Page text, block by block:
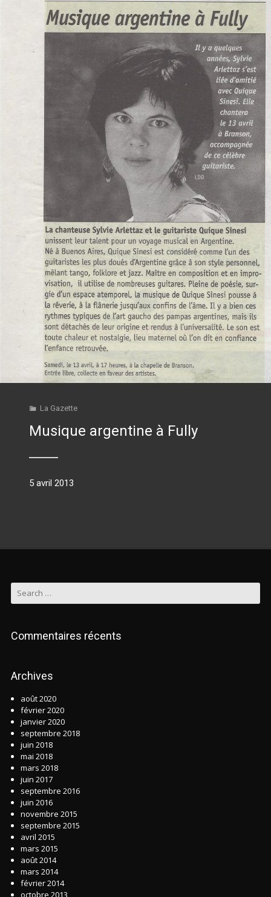
La Gazette
Musique argentine à Fully
5 avril 2013
Commentaires récents
Archives
août 2020
février 2020
janvier 2020
septembre 2018
juin 2018
mai 2018
mars 2018
juin 2017
septembre 2016
juin 2016
novembre 2015
septembre 2015
avril 2015
mars 2015
août 2014
mars 2014
février 2014
octobre 2013